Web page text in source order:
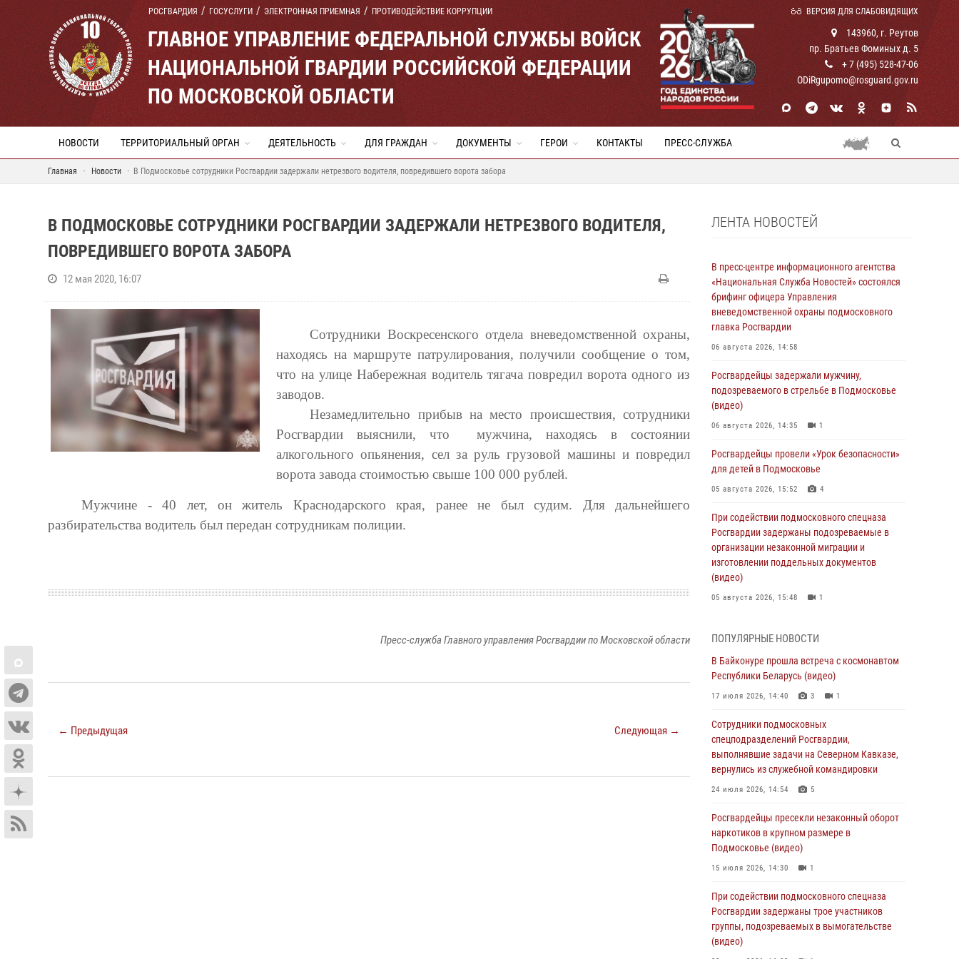
РОСГВАРДИЯ ГОСУСЛУГИ ЭЛЕКТРОННАЯ ПРИЕМНАЯ ПРОТИВОДЕЙСТВИЕ КОРРУПЦИИ ВЕРСИЯ ДЛЯ СЛАБОВИДЯЩИХ
ГЛАВНОЕ УПРАВЛЕНИЕ ФЕДЕРАЛЬНОЙ СЛУЖБЫ ВОЙСК
НАЦИОНАЛЬНОЙ ГВАРДИИ РОССИЙСКОЙ ФЕДЕРАЦИИ
ПО МОСКОВСКОЙ ОБЛАСТИ
143960, г. Реутов
пр. Братьев Фоминых д. 5
+ 7 (495) 528-47-06
ODiRgupomo@rosguard.gov.ru
НОВОСТИ ТЕРРИТОРИАЛЬНЫЙ ОРГАН ДЕЯТЕЛЬНОСТЬ ДЛЯ ГРАЖДАН ДОКУМЕНТЫ ГЕРОИ КОНТАКТЫ ПРЕСС-СЛУЖБА
Главная Новости В Подмосковье сотрудники Росгвардии задержали нетрезвого водителя, повредившего ворота забора
В ПОДМОСКОВЬЕ СОТРУДНИКИ РОСГВАРДИИ ЗАДЕРЖАЛИ НЕТРЕЗВОГО ВОДИТЕЛЯ,
ПОВРЕДИВШЕГО ВОРОТА ЗАБОРА
12 мая 2020, 16:07
Сотрудники Воскресенского отдела вневедомственной охраны,
находясь на маршруте патрулирования, получили сообщение о том,
что на улице Набережная водитель тягача повредил ворота одного из
заводов.
Незамедлительно прибыв на место происшествия, сотрудники
Росгвардии выяснили, что мужчина, находясь в состоянии
алкогольного опьянения, сел за руль грузовой машины и повредил
ворота завода стоимостью свыше 100 000 рублей.
Мужчине - 40 лет, он житель Краснодарского края, ранее не был судим. Для дальнейшего
разбирательства водитель был передан сотрудникам полиции.
Пресс-служба Главного управления Росгвардии по Московской области
← Предыдущая Следующая →
ЛЕНТА НОВОСТЕЙ
В пресс-центре информационного агентства
«Национальная Служба Новостей» состоялся
брифинг офицера Управления
вневедомственной охраны подмосковного
главка Росгвардии
06 августа 2026, 14:58
Росгвардейцы задержали мужчину,
подозреваемого в стрельбе в Подмосковье
(видео)
06 августа 2026, 14:35 1
Росгвардейцы провели «Урок безопасности»
для детей в Подмосковье
05 августа 2026, 15:52 4
При содействии подмосковного спецназа
Росгвардии задержаны подозреваемые в
организации незаконной миграции и
изготовлении поддельных документов
(видео)
05 августа 2026, 15:48 1
супермаркета в Подмосковье (видео)
03 августа 2026, 15:32 1
Росгвардейцы пресекли кражу сантехники,
Подмосковье (видео)
03 августа 2026, 15:08 1
В Подмосковье отметили годовщину со Дня
образования ОМОН «Пересвет»
Офицер подмосковного главка Росгвардии
стал гостем эфира «Радио 1»
01 августа 2026, 17:57
Росгвардейцы задержали рецидивиста,
подозреваемого в краже на крупную сумму в
Подмосковье
31 июля 2026, 13:00
ПОПУЛЯРНЫЕ НОВОСТИ
В Байконуре прошла встреча с космонавтом
Республики Беларусь (видео)
17 июля 2026, 14:40 3 1
Сотрудники подмосковных
спецподразделений Росгвардии,
выполнявшие задачи на Северном Кавказе,
вернулись из служебной командировки
24 июля 2026, 14:54 5
Росгвардейцы пресекли незаконный оборот
наркотиков в крупном размере в
Подмосковье (видео)
15 июля 2026, 14:30 1
При содействии подмосковного спецназа
Росгвардии задержаны трое участников
группы, подозреваемых в вымогательстве
(видео)